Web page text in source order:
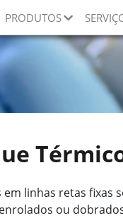
PRODUTOS
linhas retas fixas
ou